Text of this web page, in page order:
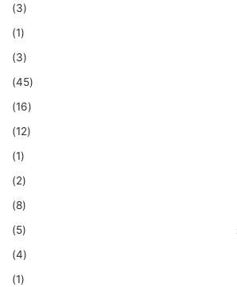
(3)
(1)
(3)
(45)
(16)
(12)
(1)
(2)
(8)
(5)
(4)
(1)